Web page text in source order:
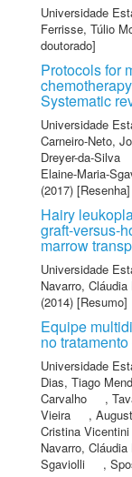
Universidade
Ferrisse, Túlio
doutorado]
Protocols for
Systematic
Universidade
Carneiro-Neto,
Dreyer-da-Silva
Elaine-Maria-
(2017) [Resenha]
Hairy
graft-versus-
marrow
Universidade
Navarro, Cláudia
(2014) [Resumo]
Equipe
no
Universidade
Dias, Tiago
Carvalho
,
Vieira
,
Cristina
Navarro, Cláudia
Sgaviolli
,